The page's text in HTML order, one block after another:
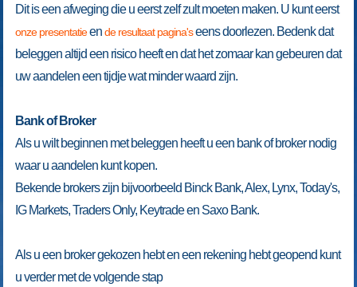
Dit is een afweging die u eerst zelf zult moeten maken. U kunt eerst
onze presentatieende resultaat pagina'seens doorlezen. Bedenk dat
beleggen altijd een risico heeft en dat het zomaar kan gebeuren dat
uw aandelen een tijdje wat minder waard zijn.
Bank of Broker
Als u wilt beginnen met beleggen heeft u een bank of broker nodig
waar u aandelen kunt kopen.
Bekende brokers zijn bijvoorbeeld Binck Bank, Alex, Lynx, Today's,
IG Markets, Traders Only, Keytrade en Saxo Bank.
Als u een broker gekozen hebt en een rekening hebt geopend kunt
u verder met de volgende stap